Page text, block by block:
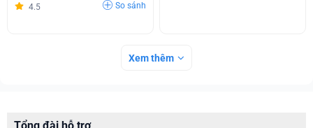
4.5 So sánh
Xem thêm